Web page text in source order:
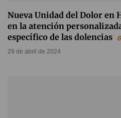
Nueva Unidad del Dolor en
en la atención
específico de las dolencias
29 de abril de 2024